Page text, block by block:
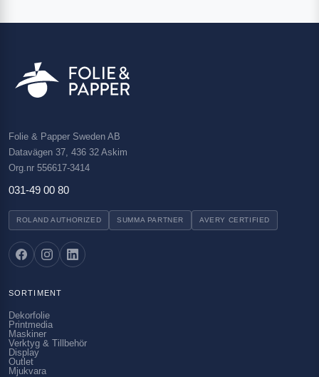
Folie & Papper Sweden AB
Datavägen 37, 436 32 Askim
Org.nr 556617-3414
031-49 00 80
ROLAND AUTHORIZED SUMMA PARTNER AVERY CERTIFIED
SORTIMENT
Dekorfolie
Printmedia
Maskiner
Verktyg & Tillbehör
Display
Outlet
Mjukvara